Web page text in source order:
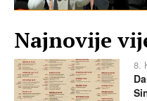
Najnovije
8.